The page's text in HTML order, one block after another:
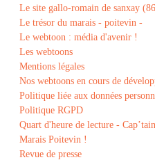
Le site gallo-romain de sanxay
Le trésor du marais - poitevin -
Le webtoon : média d'avenir !
Les webtoons
Mentions légales
Nos webtoons en cours de
Politique liée aux données
Politique RGPD
Quart d'heure de lecture -
Marais Poitevin !
Revue de presse